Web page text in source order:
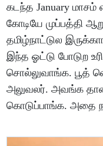
கடந்த January
கோடியே முப்பத்தி
தமிழ்நாட்டுல
இந்த ஓட்டு போடுற
சொல்லுவாங்க. பூத்
அலுவலர். அவங்க
கொடுப்பாங்க. அதை